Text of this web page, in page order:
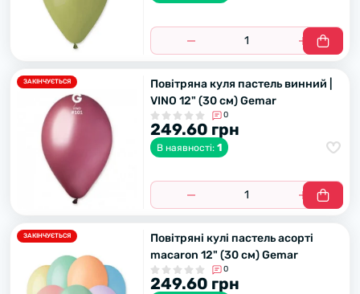
ЗАКІНЧУЄТЬСЯ
Повітряна куля пастель винний |
VINO 12" (30 см) Gemar
0
249.60 грн
В наявності: 1
ЗАКІНЧУЄТЬСЯ
Повітряні кулі пастель асорті
macaron 12" (30 см) Gemar
0
249.60 грн